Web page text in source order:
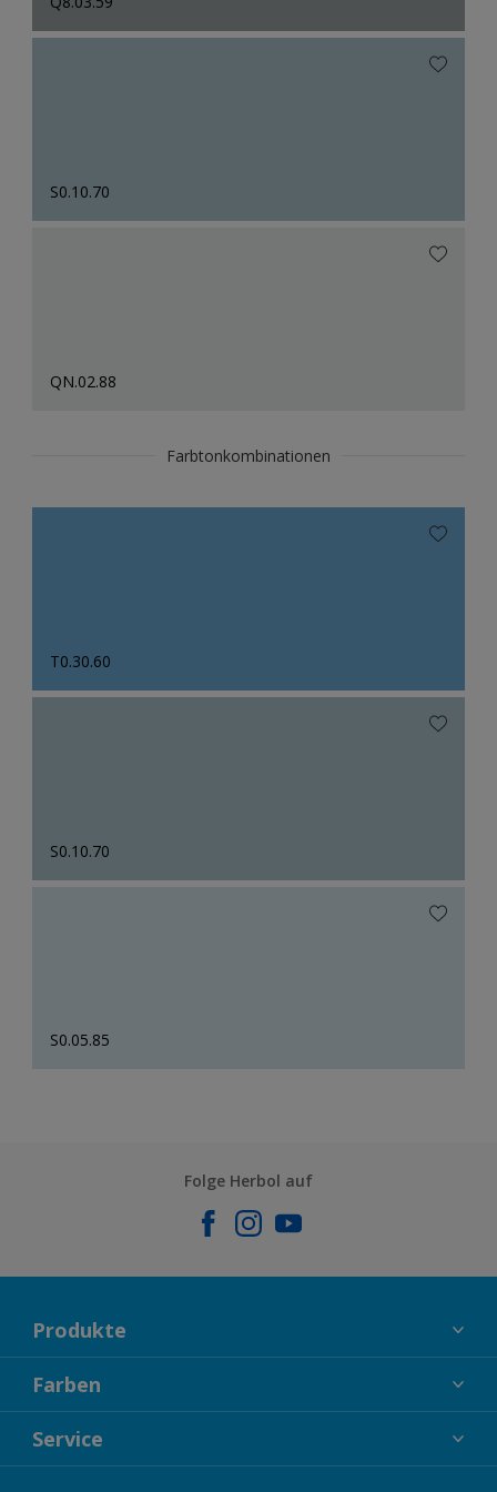
S0.10.70
QN.02.88
Farbtonkombinationen
T0.30.60
S0.10.70
S0.05.85
Folge Herbol auf
Produkte
FASSADENFARBEN
INNENFARBEN
LACKE
Farben
KOLLEKTIONEN
FARBTRENDS
Service